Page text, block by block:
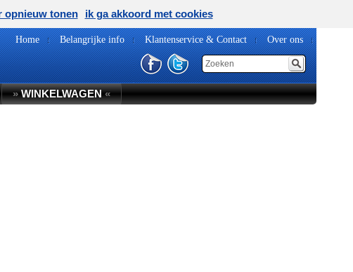
Home Belangrijke info Klantenservice & Contact Over ons
»WINKELWAGEN«
opnieuw tonen ik ga akkoord met cookies